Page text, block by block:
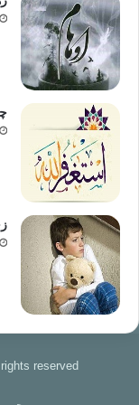
اجتماعی و
سیاسی مشاهده کرد .
جهت دادن
به افکار عمومی و
سیستم
تبلیغاتی و رسانه های
سرنوشت ساز
و توجیه سیاسیت های
نظام ها
همچنین در فضای آزادی
مسائل
معینی مورد استفاده
در کشورهای اسلامی
مختلف آن فاقد بعد
و شکل دادن
به رابطه ی او با
اسلامی است . چارچوب
reserved